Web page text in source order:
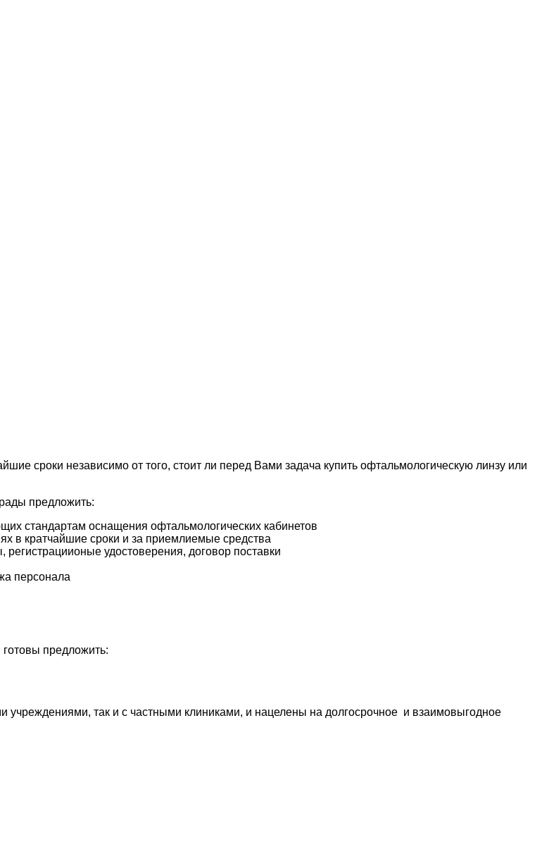
сроки независимо от того, стоит ли перед Вами задача купить офтальмологическую линзу или
предложить:
стандартам оснащения офтальмологических кабинетов
в кратчайшие сроки и за приемлиемые средства
удостоверения, договор поставки
персонала
предложить:
учреждениями, так и с частными клиниками, и нацелены на долгосрочное и взаимовыгодное